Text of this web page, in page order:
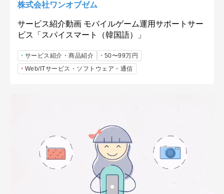
株式会社ワンオブゼム
サービス紹介動画 モバイルゲーム運用サポートサー
ビス「スパイスマート（韓国語）」
サービス紹介・商品紹介
50〜99万円
Web/ITサービス・ソフトウェア・通信